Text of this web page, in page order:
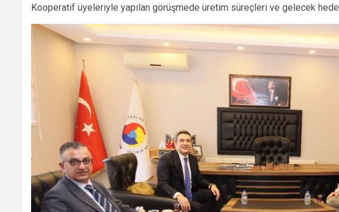
Kooperatif üyeleriyle yapılan görüşmede üretim süreçleri ve gelecek